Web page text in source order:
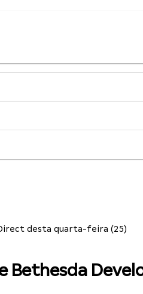
desta quarta-feira (25)
Bethesda